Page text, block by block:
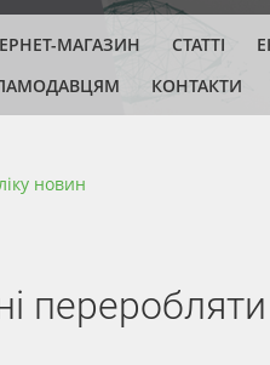
МАГАЗИН СТАТТІ
КОНТАКТИ
новин
переробляти